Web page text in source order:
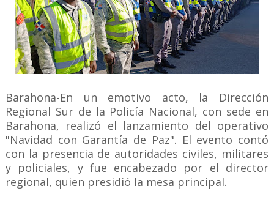
Barahona-En un emotivo acto, la Dirección
Regional Sur de la Policía Nacional, con sede en
Barahona, realizó el lanzamiento del operativo
"Navidad con Garantía de Paz". El evento contó
con la presencia de autoridades civiles, militares
y policiales, y fue encabezado por el director
regional, quien presidió la mesa principal.